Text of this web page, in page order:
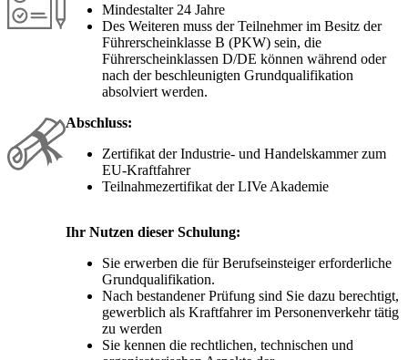
Mindestalter 24 Jahre
Des Weiteren muss der Teilnehmer im Besitz der
Führerscheinklasse B (PKW) sein, die
Führerscheinklassen D/DE können während oder
nach der beschleunigten Grundqualifikation
absolviert werden.
Abschluss:
Zertifikat der Industrie- und Handelskammer zum
EU-Kraftfahrer
Teilnahmezertifikat der LIVe Akademie
Ihr Nutzen dieser Schulung:
Sie erwerben die für Berufseinsteiger erforderliche
Grundqualifikation.
Nach bestandener Prüfung sind Sie dazu berechtigt,
gewerblich als Kraftfahrer im Personenverkehr tätig
zu werden
Sie kennen die rechtlichen, technischen und